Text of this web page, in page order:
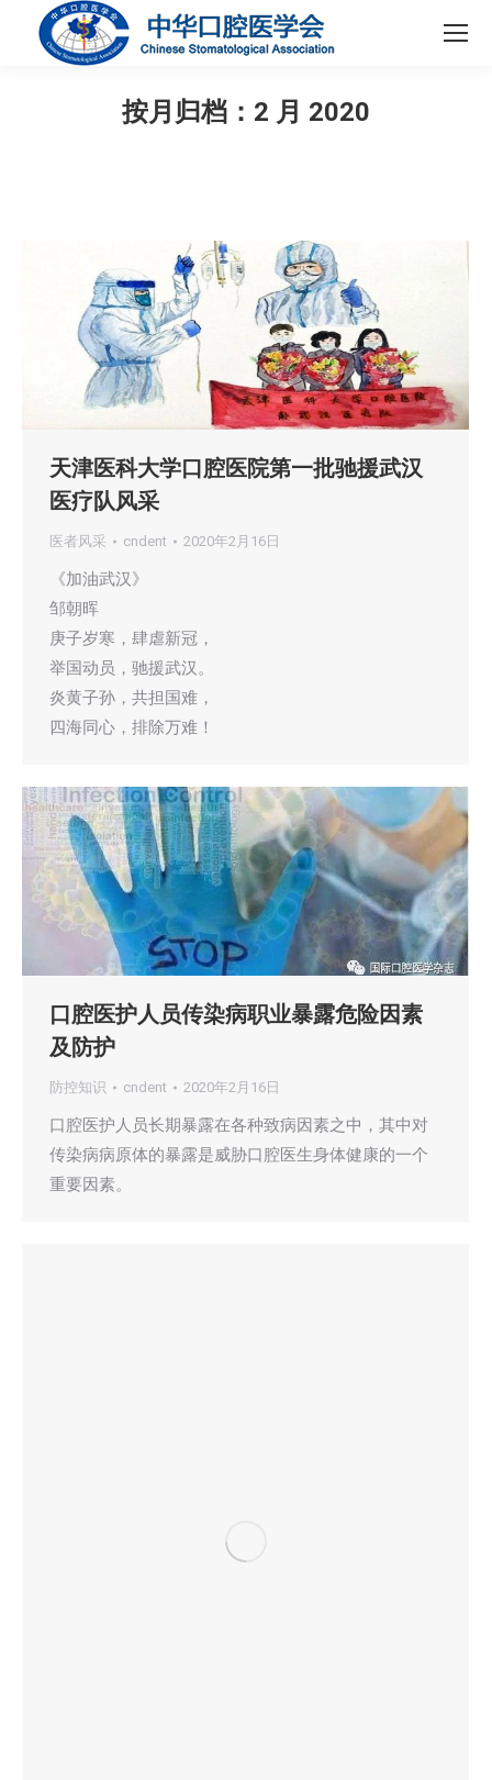
按月归档： 2 月 2020
天津医科大学口腔医院第一批驰援武汉
医疗队风采
医者风采 cndent 2020年2月16日
《加油武汉》
邹朝晖
庚子岁寒，肆虐新冠，
举国动员，驰援武汉。
炎黄子孙，共担国难，
四海同心，排除万难！
口腔医护人员传染病职业暴露危险因素
及防护
防控知识 cndent 2020年2月16日
口腔医护人员长期暴露在各种致病因素之中，其中对
传染病病原体的暴露是威胁口腔医生身体健康的一个
重要因素。